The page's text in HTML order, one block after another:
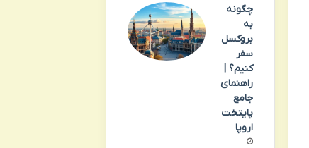
چگونه
به
بروکسل
سفر
کنیم؟ |
راهنمای
جامع
پایتخت
اروپا